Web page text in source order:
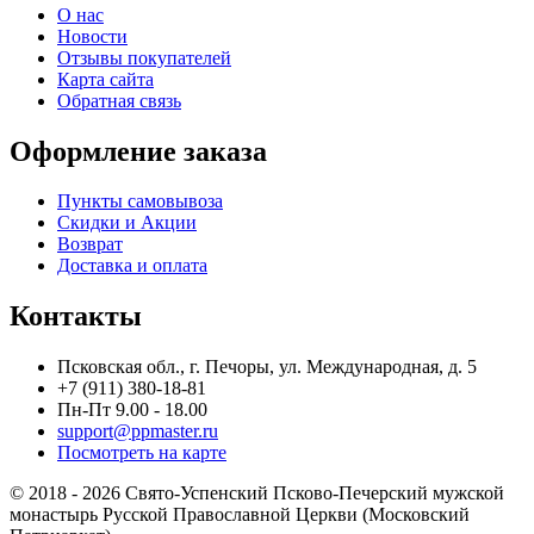
О нас
Новости
Отзывы покупателей
Карта сайта
Обратная связь
Оформление заказа
Пункты самовывоза
Скидки и Акции
Возврат
Доставка и оплата
Контакты
Псковская обл., г. Печоры, ул. Международная, д. 5
+7 (911) 380-18-81
Пн-Пт 9.00 - 18.00
support@ppmaster.ru
Посмотреть на карте
© 2018 - 2026 Свято-Успенский Псково-Печерский мужской
монастырь Русской Православной Церкви (Московский